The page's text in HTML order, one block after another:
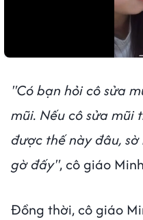
"Có bạn hỏi cô sửa
mũi. Nếu cô sửa mũi
được thế này đâu,
gờ đấy", cô giáo
Đồng thời, cô giáo